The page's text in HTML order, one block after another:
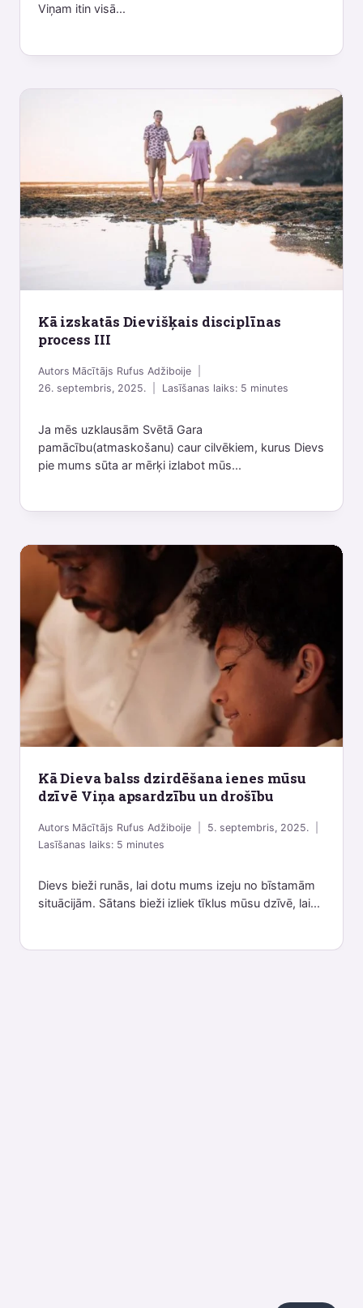
Viņam itin visā...
Kā izskatās Dievišķais disciplīnas
process III
Autors Mācītājs Rufus Adžiboije
26. septembris, 2025.
Lasīšanas laiks:5 minutes
Ja mēs uzklausām Svētā Gara
pamācību(atmaskošanu) caur cilvēkiem, kurus Dievs
pie mums sūta ar mērķi izlabot mūs...
Kā Dieva balss dzirdēšana ienes mūsu
dzīvē Viņa apsardzību un drošību
Autors Mācītājs Rufus Adžiboije
5. septembris, 2025.
Lasīšanas laiks:5 minutes
Dievs bieži runās, lai dotu mums izeju no bīstamām
situācijām. Sātans bieži izliek tīklus mūsu dzīvē, lai...